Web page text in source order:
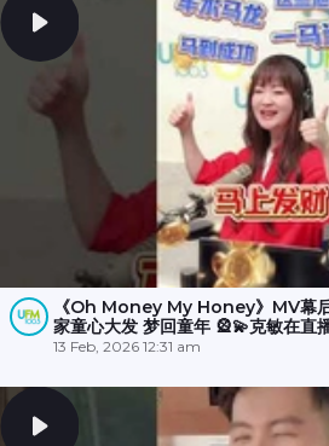
《Oh Money My Honey》MV幕
家童心大发 梦回童年 🎡💫克敏在直
和丽梅则拍摄空档在木马上斗舞？💃🕺
13 Feb, 2026 12:31 am